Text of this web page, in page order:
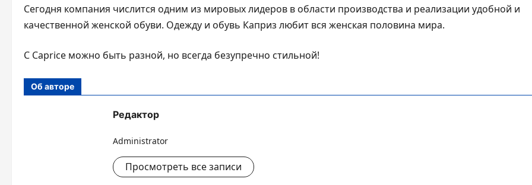
Сегодня компания числится одним из мировых лидеров в области производства и реализации удобной и
качественной женской обуви. Одежду и обувь Каприз любит вся женская половина мира.
С Caprice можно быть разной, но всегда безупречно стильной!
Об авторе
Редактор
Administrator
Просмотреть все записи